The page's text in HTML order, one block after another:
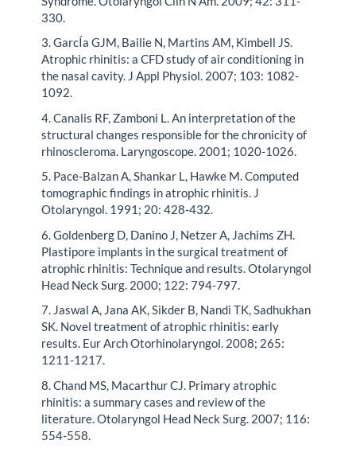
330.
3. GarcÍa GJM, Bailie N, Martins AM, Kimbell JS.
Atrophic rhinitis: a CFD study of air conditioning in
the nasal cavity. J Appl Physiol. 2007; 103: 1082-
1092.
4. Canalis RF, Zamboni L. An interpretation of the
structural changes responsible for the chronicity of
rhinoscleroma. Laryngoscope. 2001; 1020-1026.
5. Pace-Balzan A, Shankar L, Hawke M. Computed
tomographic findings in atrophic rhinitis. J
Otolaryngol. 1991; 20: 428-432.
6. Goldenberg D, Danino J, Netzer A, Jachims ZH.
Plastipore implants in the surgical treatment of
atrophic rhinitis: Technique and results. Otolaryngol
Head Neck Surg. 2000; 122: 794-797.
7. Jaswal A, Jana AK, Sikder B, Nandi TK, Sadhukhan
SK. Novel treatment of atrophic rhinitis: early
results. Eur Arch Otorhinolaryngol. 2008; 265:
1211-1217.
8. Chand MS, Macarthur CJ. Primary atrophic
rhinitis: a summary cases and review of the
literature. Otolaryngol Head Neck Surg. 2007; 116:
554-558.